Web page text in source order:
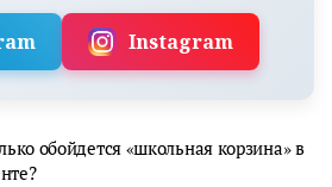
Instagram
обойдется «школьная корзина» в